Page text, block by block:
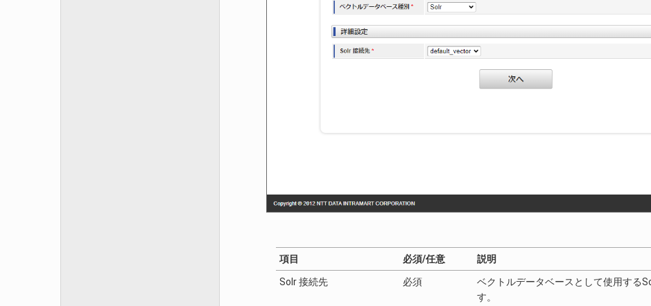
項目 必須/任意 説明
Solr 接続先 必須
ベクトルデータベースとして使用する
す。